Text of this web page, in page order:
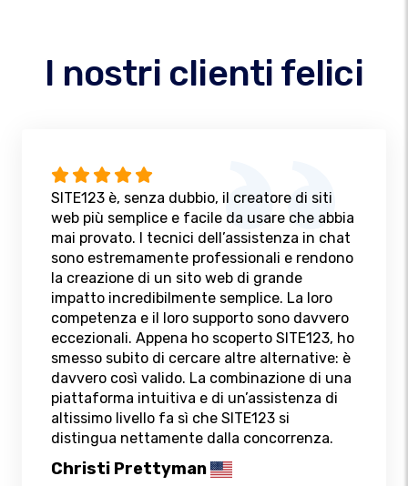
I nostri clienti felici
SITE123 è, senza dubbio, il creatore di siti
web più semplice e facile da usare che abbia
mai provato. I tecnici dell’assistenza in chat
sono estremamente professionali e rendono
la creazione di un sito web di grande
impatto incredibilmente semplice. La loro
competenza e il loro supporto sono davvero
eccezionali. Appena ho scoperto SITE123, ho
smesso subito di cercare altre alternative: è
davvero così valido. La combinazione di una
piattaforma intuitiva e di un’assistenza di
altissimo livello fa sì che SITE123 si
distingua nettamente dalla concorrenza.
Christi Prettyman